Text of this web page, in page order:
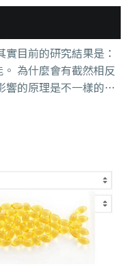
反
降低膽固醇的水平，
減少，荷爾蒙的製造
吃了就會軟。 . . . 改
【血管】的健康程度
得比較多， 充血
善了。 而且這效